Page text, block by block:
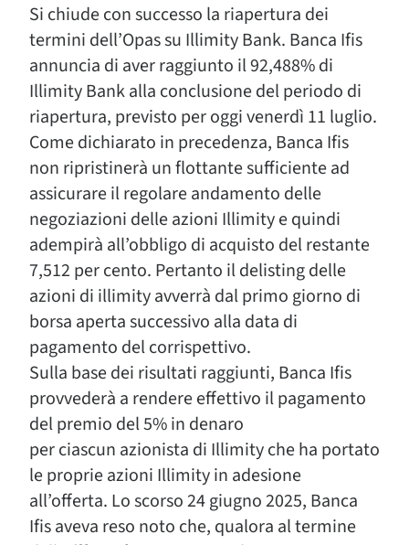
Si chiude con successo la riapertura dei
termini dell’Opas su Illimity Bank. Banca Ifis
annuncia di aver raggiunto il 92,488% di
Illimity Bank alla conclusione del periodo di
riapertura, previsto per oggi venerdì 11 luglio.
Come dichiarato in precedenza, Banca Ifis
non ripristinerà un flottante sufficiente ad
assicurare il regolare andamento delle
negoziazioni delle azioni Illimity e quindi
adempirà all’obbligo di acquisto del restante
7,512 per cento. Pertanto il delisting delle
azioni di illimity avverrà dal primo giorno di
borsa aperta successivo alla data di
pagamento del corrispettivo.
Sulla base dei risultati raggiunti, Banca Ifis
provvederà a rendere effettivo il pagamento
del premio del 5% in denaro
per ciascun azionista di Illimity che ha portato
le proprie azioni Illimity in adesione
all’offerta. Lo scorso 24 giugno 2025, Banca
Ifis aveva reso noto che, qualora al termine